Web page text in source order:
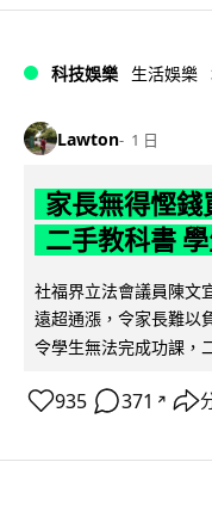
科技娛樂 生活娛樂
Lawton 1 日
家長無得慳錢
二手教科書
社福界立法會議員陳文
遠超通漲，令家長難以
令學生無法完成功課，
935 371 ↗